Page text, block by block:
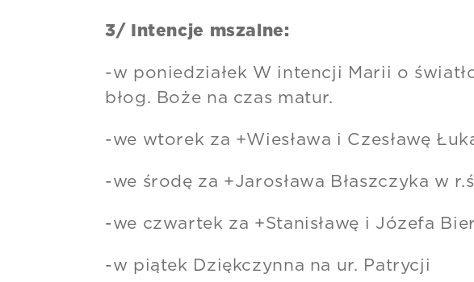
3/ Intencje mszalne:
-w poniedziałek W intencji Marii o
błog. Boże na czas matur.
-we wtorek za +Wiesława i Czesławę
-we środę za +Jarosława Błaszczyka w
-we czwartek za +Stanisławę i Józefa
-w piątek Dziękczynna na ur. Patrycji